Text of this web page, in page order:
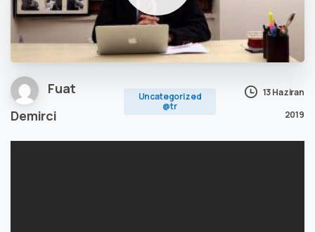
Fuat
Demirci
Uncategorized
@tr
13 Haziran
2019